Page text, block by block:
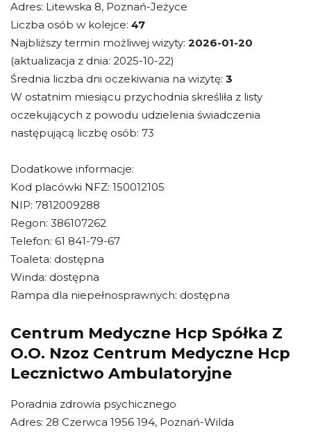
Adres: Litewska 8, Poznań-Jeżyce
Liczba osób w kolejce: 47
Najbliższy termin możliwej wizyty: 2026-01-20
(aktualizacja z dnia: 2025-10-22)
Średnia liczba dni oczekiwania na wizytę: 3
W ostatnim miesiącu przychodnia skreśliła z listy
oczekujących z powodu udzielenia świadczenia
następującą liczbę osób: 73
Dodatkowe informacje:
Kod placówki NFZ: 150012105
NIP: 7812009288
Regon: 386107262
Telefon: 61 841-79-67
Toaleta: dostępna
Winda: dostępna
Rampa dla niepełnosprawnych: dostępna
Centrum Medyczne Hcp Spółka Z
O.O. Nzoz Centrum Medyczne Hcp
Lecznictwo Ambulatoryjne
Poradnia zdrowia psychicznego
Adres: 28 Czerwca 1956 194, Poznań-Wilda